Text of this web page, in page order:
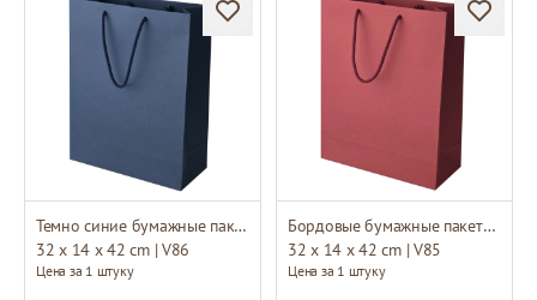
Темно синие бумажные пакеты с тканевыми ручками
32 x 14 x 42 cm | V86
Цена за 1 штуку
Бордовые бумажные пакеты с тканевыми ручками
32 x 14 x 42 cm | V85
Цена за 1 штуку